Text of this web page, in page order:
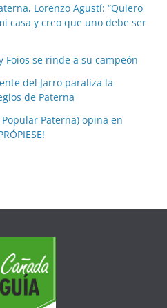
Lorenzo Agustí: “Quiero
casa y creo que uno debe ser
Foios se rinde a su campeón
del Jarro paraliza la
de Paterna
Paterna) opina en